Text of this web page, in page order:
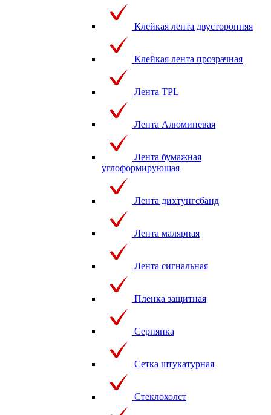
Клейкая лента двусторонняя
Клейкая лента прозрачная
Лента TPL
Лента Алюминевая
Лента бумажная
углоформирующая
Лента дихтунгсбанд
Лента малярная
Лента сигнальная
Пленка защитная
Серпянка
Сетка штукатурная
Стеклохолст